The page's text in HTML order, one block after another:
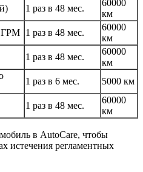
1 раз в 48 мес.
60000
км
ГРМ 1 раз в 48 мес.
60000
км
1 раз в 48 мес.
60000
км
1 раз в 6 мес. 5000 км
1 раз в 48 мес.
60000
км
в AutoCare, чтобы
истечения регламентных